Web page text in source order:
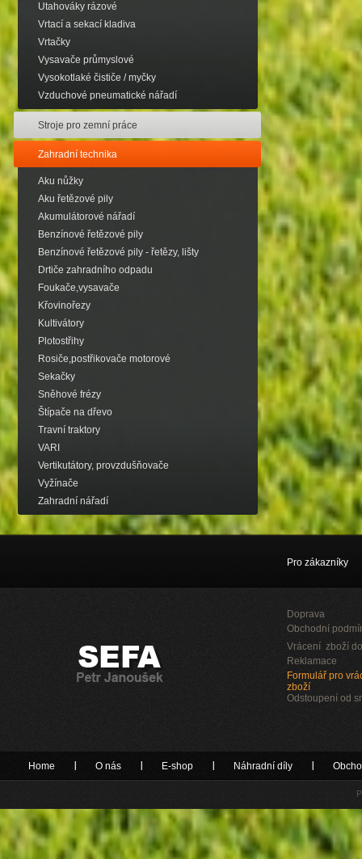
Utahováky rázové
Vrtací a sekací kladiva
Vrtačky
Vysavače průmyslové
Vysokotlaké čističe / myčky
Vzduchové pneumatické nářadí
Stroje pro zemní práce
Zahradní technika
Aku nůžky
Aku řetězové pily
Akumulátorové nářadí
Benzínové řetězové pily
Benzínové řetězové pily - řetězy, lišty
Drtiče zahradního odpadu
Foukače,vysavače
Křovinořezy
Kultivátory
Plotostřihy
Rosiče,postřikovače motorové
Sekačky
Sněhové frézy
Štípače na dřevo
Travní traktory
VARI
Vertikutátory, provzdušňovače
Vyžínače
Zahradní nářadí
Pro zákazníky
Doprava
Obchodní
Vrácení zboží
Reklamace
Formulář pro
zboží
Odstoupení od
Home O nás E-shop Náhradní díly